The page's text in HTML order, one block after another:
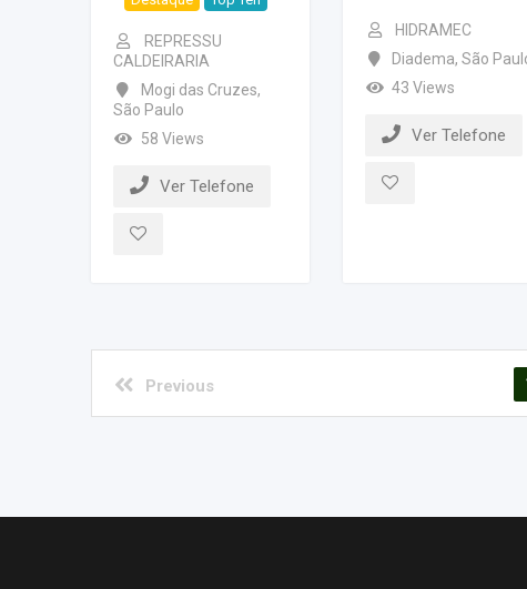
REPRESSU
CALDEIRARIA
Mogi das Cruzes,
São Paulo
58 Views
Ver Telefone
HIDRAMEC
Diadema, São
43 Views
Ver Telefone
Previous